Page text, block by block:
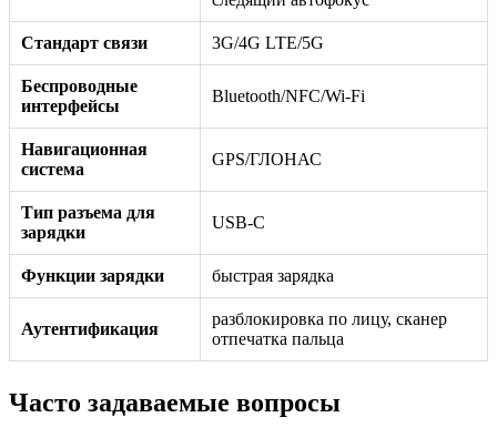
Стандарт связи 3G/4G LTE/5G
Беспроводные
интерфейсы
Bluetooth/NFC/Wi-Fi
Навигационная
система
GPS/ГЛОНАС
Тип разъема для
зарядки
USB-C
Функции зарядки быстрая зарядка
Аутентификация
разблокировка по лицу, сканер
отпечатка пальца
Часто задаваемые вопросы